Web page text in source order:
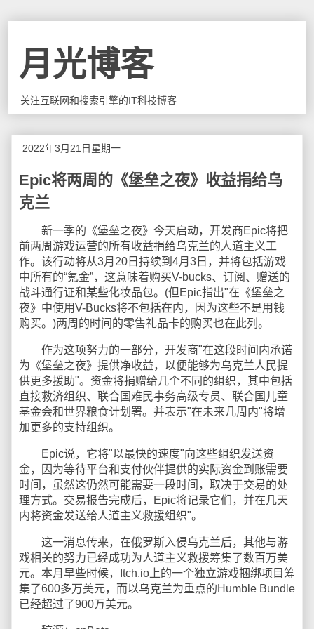
月光博客
关注互联网和搜索引擎的IT科技博客
2022年3月21日星期一
Epic将两周的《堡垒之夜》收益捐给乌
克兰
新一季的《堡垒之夜》今天启动，开发商Epic将把
前两周游戏运营的所有收益捐给乌克兰的人道主义工
作。该行动将从3月20日持续到4月3日，并将包括游戏
中所有的“氪金”，这意味着购买V-bucks、订阅、赠送的
战斗通行证和某些化妆品包。(但Epic指出"在《堡垒之
夜》中使用V-Bucks将不包括在内，因为这些不是用钱
购买。)两周的时间的零售礼品卡的购买也在此列。
作为这项努力的一部分，开发商"在这段时间内承诺
为《堡垒之夜》提供净收益，以便能够为乌克兰人民提
供更多援助"。资金将捐赠给几个不同的组织，其中包括
直接救济组织、联合国难民事务高级专员、联合国儿童
基金会和世界粮食计划署。并表示"在未来几周内"将增
加更多的支持组织。
Epic说，它将"以最快的速度"向这些组织发送资
金，因为等待平台和支付伙伴提供的实际资金到账需要
时间，虽然这仍然可能需要一段时间，取决于交易的处
理方式。交易报告完成后，Epic将记录它们，并在几天
内将资金发送给人道主义救援组织"。
这一消息传来，在俄罗斯入侵乌克兰后，其他与游
戏相关的努力已经成功为人道主义救援筹集了数百万美
元。本月早些时候，Itch.io上的一个独立游戏捆绑项目筹
集了600多万美元，而以乌克兰为重点的Humble Bundle
已经超过了900万美元。